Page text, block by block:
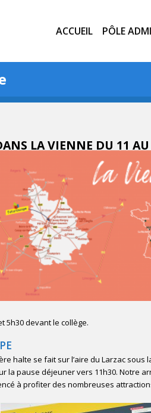
ACCUEIL PÔLE
LA VIENNE DU 11
5h30 devant le collège.
halte se fait sur l’aire du Larzac
la pause déjeuner vers 11h30. Notre
à profiter des nombreuses